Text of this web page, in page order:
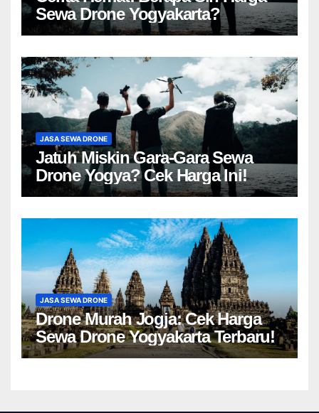
Sewa Drone Yogyakarta?
JASA SEWA DRONE
Jatuh Miskin Gara-Gara Sewa
Drone Yogya? Cek Harga Ini!
JASA SEWA DRONE
Drone Murah Jogja: Cek Harga
Sewa Drone Yogyakarta Terbaru!